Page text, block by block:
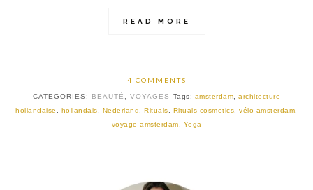
READ MORE
4 COMMENTS
CATEGORIES: BEAUTÉ VOYAGES Tags: amsterdam ,architecture
hollandaise
hollandais Nederland ,Rituals Rituals cosmetics ,vélo amsterdam
voyage amsterdam
Yoga